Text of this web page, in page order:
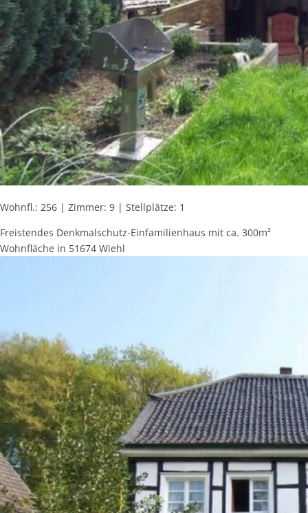
Wohnfl.: 256 | Zimmer: 9 | Stellplätze: 1
Freistendes Denkmalschutz-Einfamilienhaus mit ca. 300m²
Wohnfläche in 51674 Wiehl